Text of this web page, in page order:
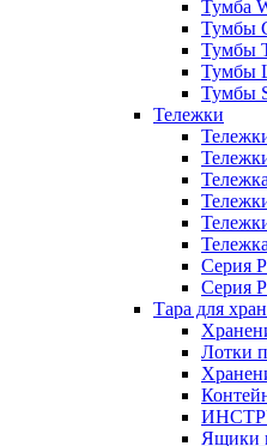
Тумба
Тумбы
Тумбы
Тумбы
Тумбы
Тележки
Серия
Серия
Тара для
Лотки
Ящики